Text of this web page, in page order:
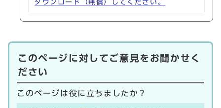
ダウンロード（無償）してください。
このページに対してご意見をお聞かせく
ださい
このページは役に立ちましたか？